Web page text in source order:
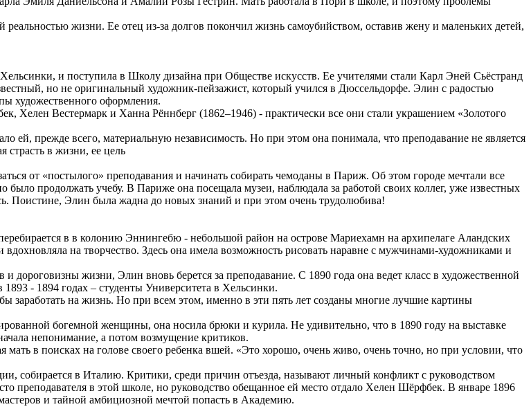
жизни. Ее отец из-за долгов покончил жизнь самоубийством, оставив жену и маленьких детей,
и поступила в Школу дизайна при Обществе искусств. Ее учителями стали Карл Эней Сьёстранд
но не оригинальный художник-пейзажист, который учился в Дюссельдорфе. Элин с радостью
художественного оформления.
Хелен Вестермарк и Ханна Рённберг (1862–1946) - практически все они стали украшением «Золотого
ей, прежде всего, материальную независимость. Но при этом она понимала, что преподавание не является
страсть в жизни, ее цель
от «постылого» преподавания и начинать собирать чемоданы в Париж. Об этом городе мечтали все
продолжать учебу. В Париже она посещала музеи, наблюдала за работой своих коллег, уже известных
Поистине, Элин была жадна до новых знаний и при этом очень трудолюбива!
в в колонию Эннингебю - небольшой район на острове Мариехамн на архипелаге Аландских
на творчество. Здесь она имела возможность рисовать наравне с мужчинами-художниками и
дороговизны жизни, Элин вновь берется за преподавание. С 1890 года она ведет класс в художественной
- 1894 годах – студенты Университета в Хельсинки.
заработать на жизнь. Но при всем этом, именно в эти пять лет созданы многие лучшие картины
богемной женщины, она носила брюки и курила. Не удивительно, что в 1890 году на выставке
непонимание, а потом возмущение критиков.
в поисках на голове своего ребенка вшей. «Это хорошо, очень живо, очень точно, но при условии, что
собирается в Италию. Критики, среди причин отъезда, называют личный конфликт с руководством
преподавателя в этой школе, но руководство обещанное ей место отдало Хелен Шёрфбек. В январе 1896
и тайной амбициозной мечтой попасть в Академию.